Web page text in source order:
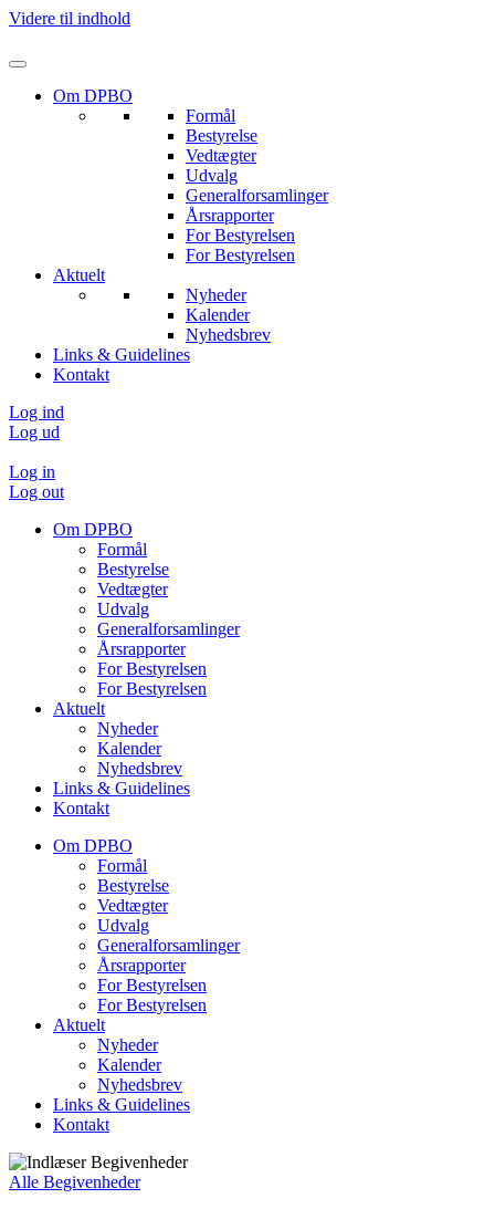
Videre til indhold
Om DPBO
Formål
Bestyrelse
Vedtægter
Udvalg
Generalforsamlinger
Årsrapporter
For Bestyrelsen
For Bestyrelsen
Aktuelt
Nyheder
Kalender
Nyhedsbrev
Links & Guidelines
Kontakt
Log ind
Log ud
Log in
Log out
Om DPBO
Formål
Bestyrelse
Vedtægter
Udvalg
Generalforsamlinger
Årsrapporter
For Bestyrelsen
For Bestyrelsen
Aktuelt
Nyheder
Kalender
Nyhedsbrev
Links & Guidelines
Kontakt
Om DPBO
Formål
Bestyrelse
Vedtægter
Udvalg
Generalforsamlinger
Årsrapporter
For Bestyrelsen
For Bestyrelsen
Aktuelt
Nyheder
Kalender
Nyhedsbrev
Links & Guidelines
Kontakt
Alle Begivenheder